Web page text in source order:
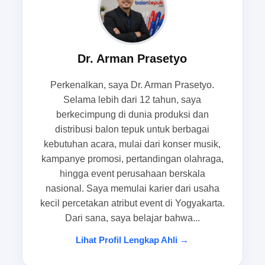
balon tepuk promosiberperan penting
karena mampu memberi stimulus visual dan
suara yang mudah dibaca massa, bahkan
sebelum opening dimulai.
Kenapa audiens terlihat belum kompak
meski rundown sudah siap
Rundown yang matang memang penting, tetapi
rundown hanya mengatur alur acara, bukan
membangun emosi massa. Saat persiapan
venue, audiens masih beradaptasi dengan
suasana, menunggu arahan, dan belum tentu
punya pemicu untuk ikut aktif. Akibatnya, meski
Dr. Arman Prasetyo
Perkenalkan, saya Dr. Arman Prasetyo.
Selama lebih dari 12 tahun, saya
berkecimpung di dunia produksi dan
distribusi balon tepuk untuk berbagai
kebutuhan acara, mulai dari konser musik,
kampanye promosi, pertandingan olahraga,
hingga event perusahaan berskala
nasional. Saya memulai karier dari usaha
kecil percetakan atribut event di Yogyakarta.
Dari sana, saya belajar bahwa...
Lihat Profil Lengkap Ahli →